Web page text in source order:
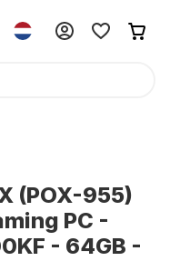
(POX-955)
PC -
- 64GB -